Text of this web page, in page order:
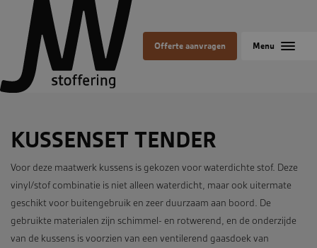
Offerte aanvragen
KUSSENSET TENDER
Voor deze maatwerk kussens is gekozen voor waterdichte stof. Deze
vinyl/stof combinatie is niet alleen waterdicht, maar ook uitermate
geschikt voor buitengebruik en zeer duurzaam aan boord. De
gebruikte materialen zijn schimmel- en rotwerend, en de onderzijde
van de kussens is voorzien van een ventilerend gaasdoek van